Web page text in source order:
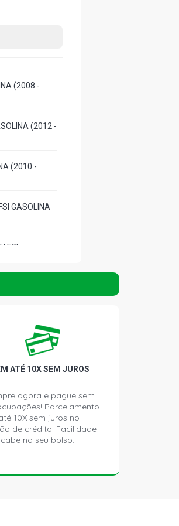
(2008 -
(2012 -
(2010 -
GASOLINA
FSI
(2012 -
ATÉ 10X SEM JUROS
agora e pague sem
Parcelamento
10X sem juros no
de crédito. Facilidade
no seu bolso.